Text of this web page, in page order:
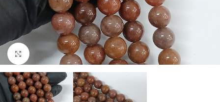
Haga clic para ampliar